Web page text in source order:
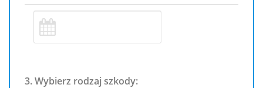
3. Wybierz rodzaj szkody: